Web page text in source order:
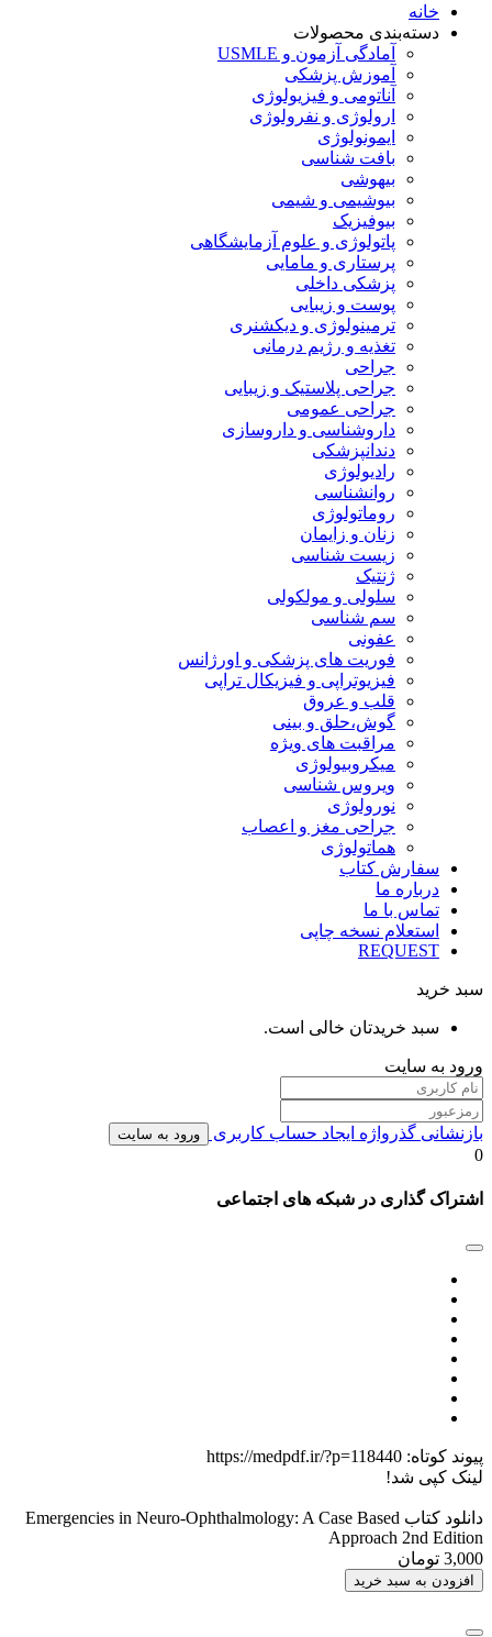
خانه
دسته‌بندی محصولات
آمادگی آزمون و USMLE
آموزش پزشکی
آناتومی و فیزیولوژی
ارولوژی و نفرولوژی
ایمونولوژی
بافت شناسی
بیهوشی
بیوشیمی و شیمی
بیوفیزیک
پاتولوژی و علوم آزمایشگاهی
پرستاری و مامایی
پزشکی داخلی
پوست و زیبایی
ترمینولوژی و دیکشنری
تغذیه و رژیم درمانی
جراحی
جراحی پلاستیک و زیبایی
جراحی عمومی
داروشناسی و داروسازی
دندانپزشکی
رادیولوژی
روانشناسی
روماتولوژی
زنان و زایمان
زیست شناسی
ژنتیک
سلولی و مولکولی
سم شناسی
عفونی
فوریت های پزشکی و اورژانس
فیزیوتراپی و فیزیکال تراپی
قلب و عروق
گوش،حلق و بینی
مراقبت های ویژه
میکروبیولوژی
ویروس شناسی
نورولوژی
جراحی مغز و اعصاب
هماتولوژی
سفارش کتاب
درباره ما
تماس با ما
استعلام نسخه چاپی
REQUEST
سبد خرید
سبد خریدتان خالی است.
ورود به سایت
بازنشانی گذرواژه ایجاد حساب کاربری ورود به سایت
0
اشتراک گذاری در شبکه های اجتماعی
پیوند کوتاه: https://medpdf.ir/?p=118440
لینک کپی شد!
دانلود کتاب Emergencies in Neuro-Ophthalmology: A Case Based
Approach 2nd Edition
3,000 تومان
افزودن به سبد خرید